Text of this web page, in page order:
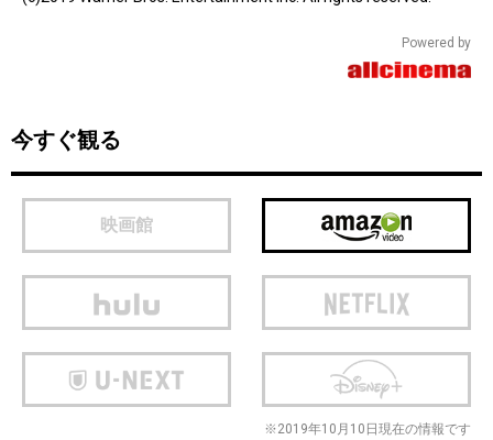
Powered by
今すぐ観る
映画館
※2019年10月10日現在の情報です